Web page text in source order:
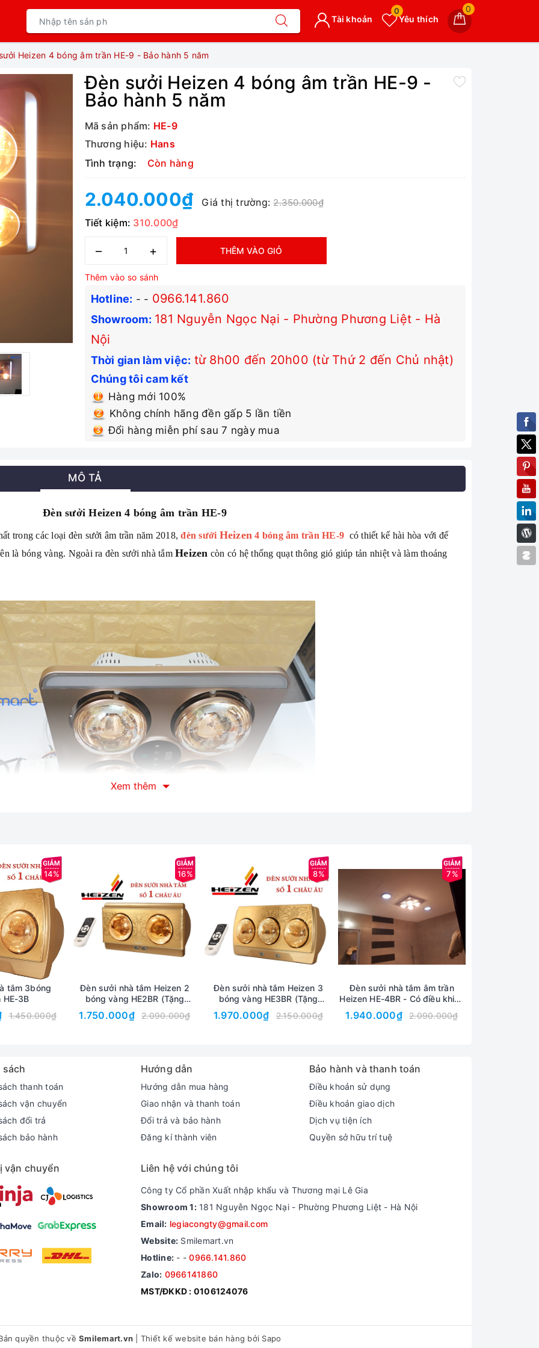
0
Yêu thích
0
Tài khoản
Heizen 4 bóng âm trần HE-9 - Bảo hành 5 năm
Đèn sưởi Heizen 4 bóng âm trần HE-9 -
Bảo hành 5 năm
Mã sản phẩm: HE-9
Thương hiệu: Hans
Tình trạng:
Còn hàng
2.040.000₫ Giá thị trường:2.350.000₫
Tiết kiệm: 310.000₫
– + THÊM VÀO GIỎ
Thêm vào so sánh
Hotline: - - 0966.141.860
Showroom: 181 Nguyễn Ngọc Nại - Phường Phương Liệt - Hà
Nội
Thời gian làm việc: từ 8h00 đến 20h00 (từ Thứ 2 đến Chủ nhật)
Chúng tôi cam kết
Hàng mới 100%
Không chính hãng đền gấp 5 lần tiền
Đổi hàng miễn phí sau 7 ngày mua
MÔ TẢ
Đèn sưởi Heizen 4 bóng âm trần HE-9
trong các loại đèn sưởi âm trần năm 2018,đèn sưởi Heizen 4 bóng âm trần HE-9 có thiết kế hài hòa với đế
là bóng vàng. Ngoài ra đèn sưởi nhà tắm Heizen còn có hệ thống quạt thông gió giúp tản nhiệt và làm thoáng
4 bóng âm trần
thước vừa nhỏ lại lắp âm trần trong tường nên rất gọn gàn và bắt mắt
của nhà tắm tạo sự ấm áp, hài hòa và hơi ấm được lan tỏa nhanh
theo phong cách Châu Âu, có khả năng chịu nhiệt cao
mùi
hàng chính hãng
Xem thêm
14%
tắm 3bóng
HE-3B
1.450.000₫
16%
Đèn sưởi nhà tắm Heizen 2
bóng vàng HE2BR (Tặng
Voucher tiền mặt 250k)
1.750.000₫ 2.090.000₫
8%
Đèn sưởi nhà tắm Heizen 3
bóng vàng HE3BR (Tặng
Voucher tiền mặt 250k)
1.970.000₫ 2.150.000₫
7%
Đèn sưởi nhà tắm âm trần
Heizen HE-4BR - Có điều khiển
từ xa - Bảo hành 5 năm
1.940.000₫ 2.090.000₫
sách
thanh toán
vận chuyển
đổi trả
bảo hành
Hướng dẫn
Hướng dẫn mua hàng
Giao nhận và thanh toán
Đổi trả và bảo hành
Đăng kí thành viên
Bảo hành và thanh toán
Điều khoản sử dụng
Điều khoản giao dịch
Dịch vụ tiện ích
Quyền sở hữu trí tuệ
vận chuyển Liên hệ với chúng tôi
Công ty Cổ phần Xuất nhập khẩu và Thương mại Lê Gia
Showroom 1:181 Nguyễn Ngọc Nại - Phường Phương Liệt - Hà Nội
Email: legiacongty@gmail.com
Website: Smilemart.vn
Hotline: - -0966.141.860
Zalo: 0966141860
MST/ĐKKD : 0106124076
quyền thuộc về Smilemart.vn Thiết kế website bán hàng bởi Sapo